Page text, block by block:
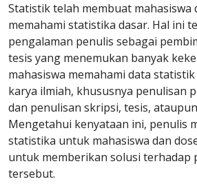
Statistik telah membuat mahasiswa
memahami statistika dasar. Hal ini
pengalaman penulis sebagai
tesis yang menemukan banyak
mahasiswa memahami data
karya ilmiah, khususnya penulisan
dan penulisan skripsi, tesis,
Mengetahui kenyataan ini, penulis
statistika untuk mahasiswa dan
untuk memberikan solusi terhadap
tersebut.